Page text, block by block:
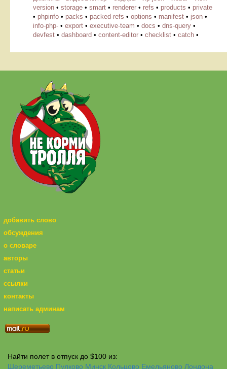
version • storage • smart • renderer • refs • products • private
• phpinfo • packs • packed-refs • options • manifest • json •
info-php- • export • executive-team • docs • dns-query •
devfest • dashboard • content-editor • checklist • catch •
добавить слово
обсуждения
о словаре
авторы
статьи
ссылки
контакты
написать админам
Найти полет в отпуск до $100 из:
Шереметьево Пулково Минск Кольцово Емельяново Лондона